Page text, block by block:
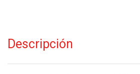
Descripción